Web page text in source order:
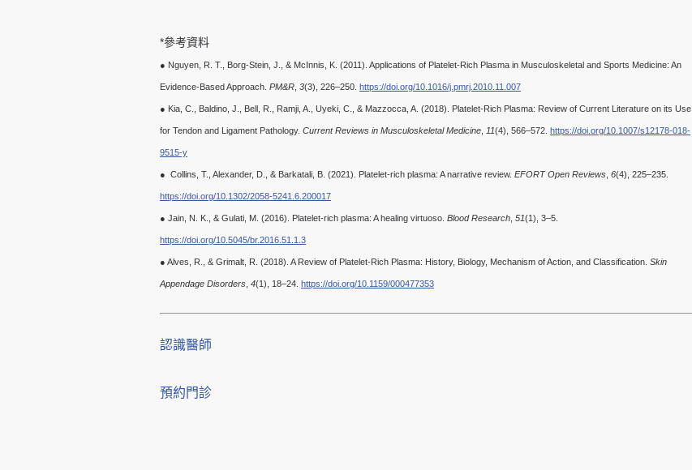
*參考資料
● Nguyen, R. T., Borg‐Stein, J., & McInnis, K. (2011). Applications of Platelet‐Rich Plasma in Musculoskeletal and Sports Medicine: An
Evidence‐Based Approach. PM&R 3(3), 226–250. https://doi.org/10.1016/j.pmrj.2010.11.007
● Kia, C., Baldino, J., Bell, R., Ramji, A., Uyeki, C., & Mazzocca, A. (2018). Platelet-Rich Plasma: Review of Current Literature on its Use
for Tendon and Ligament Pathology. Current Reviews in Musculoskeletal Medicine 11(4), 566–572. https://doi.org/10.1007/s12178-018-
9515-y
● Collins, T., Alexander, D., & Barkatali, B. (2021). Platelet-rich plasma: A narrative review. EFORT Open Reviews 6(4), 225–235.
https://doi.org/10.1302/2058-5241.6.200017
● Jain, N. K., & Gulati, M. (2016). Platelet-rich plasma: A healing virtuoso. Blood Research 51(1), 3–5.
https://doi.org/10.5045/br.2016.51.1.3
● Alves, R., & Grimalt, R. (2018). A Review of Platelet-Rich Plasma: History, Biology, Mechanism of Action, and Classification. Skin
Appendage Disorders 4(1), 18–24. https://doi.org/10.1159/000477353
認識醫師
預約門診